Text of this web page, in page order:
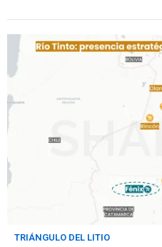
tecnología de
TRIÁNGULO DEL LITIO